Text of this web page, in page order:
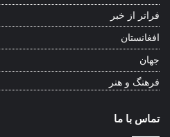
فراتر از خبر
افغانستان
جهان
فرهنگ و هنر
تماس با ما